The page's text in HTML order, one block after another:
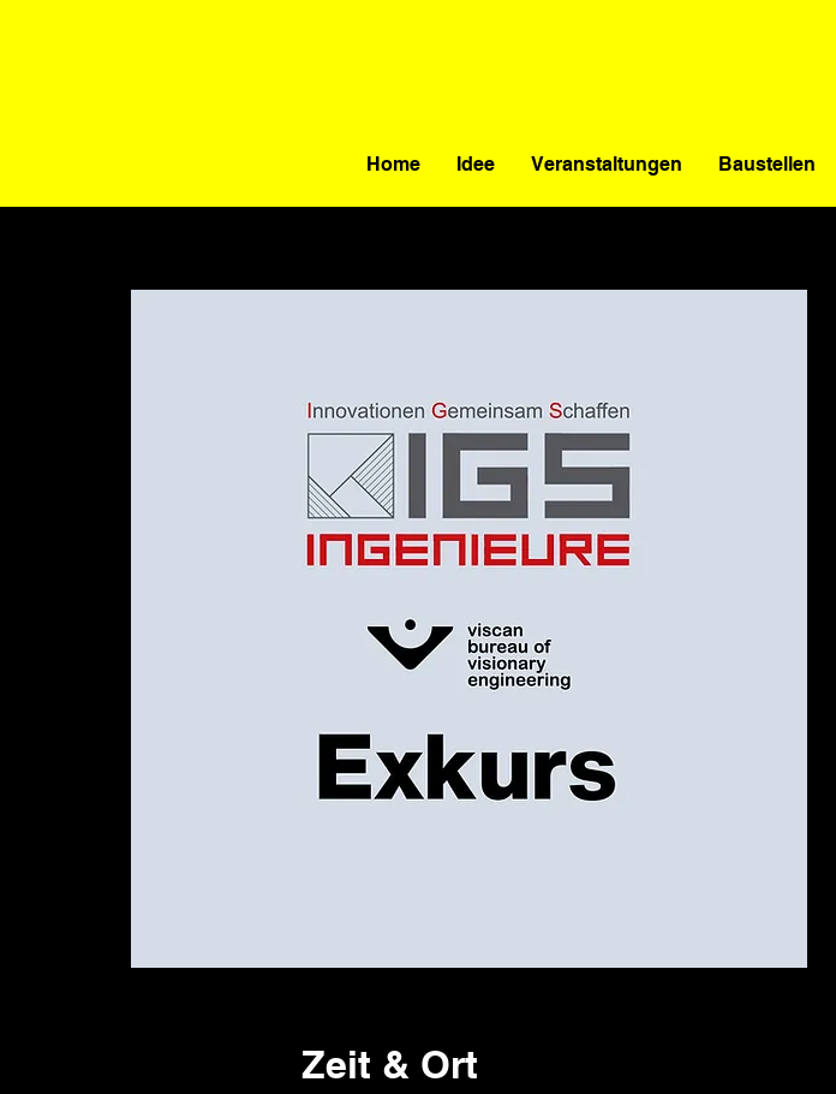
Home Idee Veranstaltungen Baustellen
Zeit & Ort